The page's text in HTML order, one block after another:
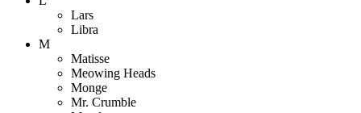
Lars
Libra
M
Matisse
Meowing Heads
Monge
Mr. Crumble